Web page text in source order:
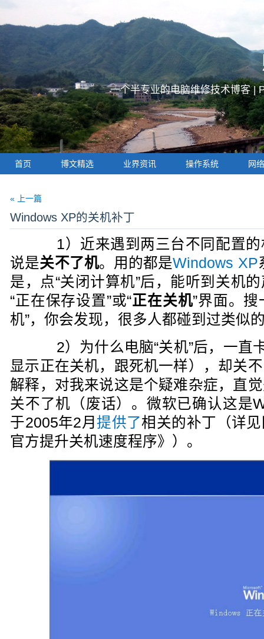
一个半专业的电脑维修技术博客 |
首页 博文精选 业界资讯 操作系统 网
« 上一篇
Windows XP的关机补丁
1）近来遇到两三台不同配置的
说是关不了机。用的都是Windows XP
是，点“关闭计算机”后，能听到关机
“正在保存设置”或“正在关机”界面。搜
机”，你会发现，很多人都碰到过类似
2）为什么电脑“关机”后，一直
显示正在关机，跟死机一样），却关
解释，对我来说这是个疑难杂症，直
关不了机（废话）。微软已确认这是
于2005年2月提供了相关的补丁（详
官方提升关机速度程序》）。